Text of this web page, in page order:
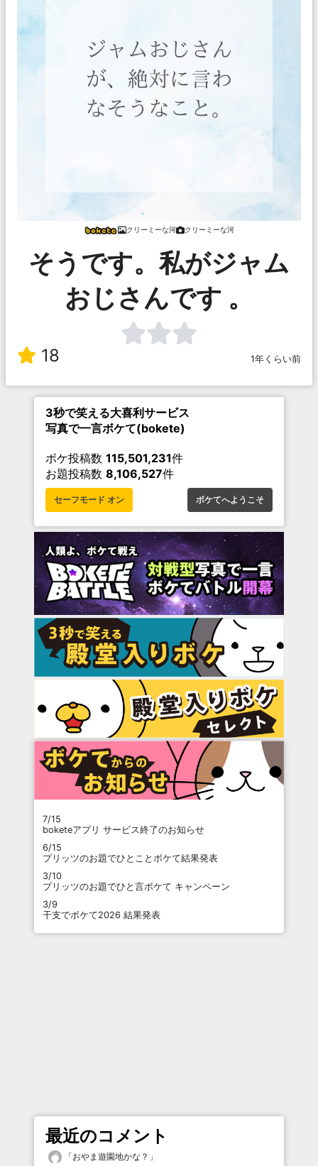
クリーミーな河 クリーミーな河
そうです。私がジャム
おじさんです 。
18 1年くらい前
3秒で笑える大喜利サービス
写真で一言ボケて(bokete)
ボケ投稿数 115,501,231件
お題投稿数 8,106,527件
セーフモード オン ボケてへようこそ
7/15
boketeアプリ サービス終了のお知らせ
6/15
プリッツのお題でひとことボケて結果発表
3/10
プリッツのお題でひと言ボケて キャンペーン
3/9
干支でボケて2026 結果発表
最近のコメント
「おやま遊園地かな？ 」